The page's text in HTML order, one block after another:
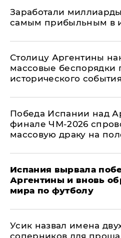
Заработали
самым прибыльным в
Столицу Аргентины
массовые беспорядки
исторического
Победа Испании над
финале ЧМ-2026
массовую драку на
Испания вырвала
Аргентины и вновь
мира по футболу
Усик назвал имена
соперников для